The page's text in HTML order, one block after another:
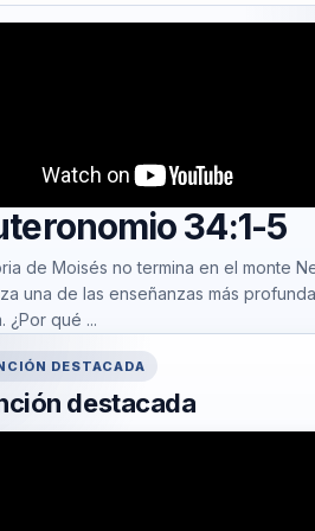
34:1-5
de Moisés no termina en el monte
una de las enseñanzas más
¿Por qué ...
DESTACADA
destacada